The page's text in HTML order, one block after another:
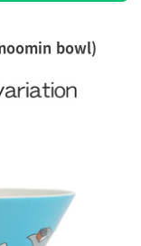
bowl)